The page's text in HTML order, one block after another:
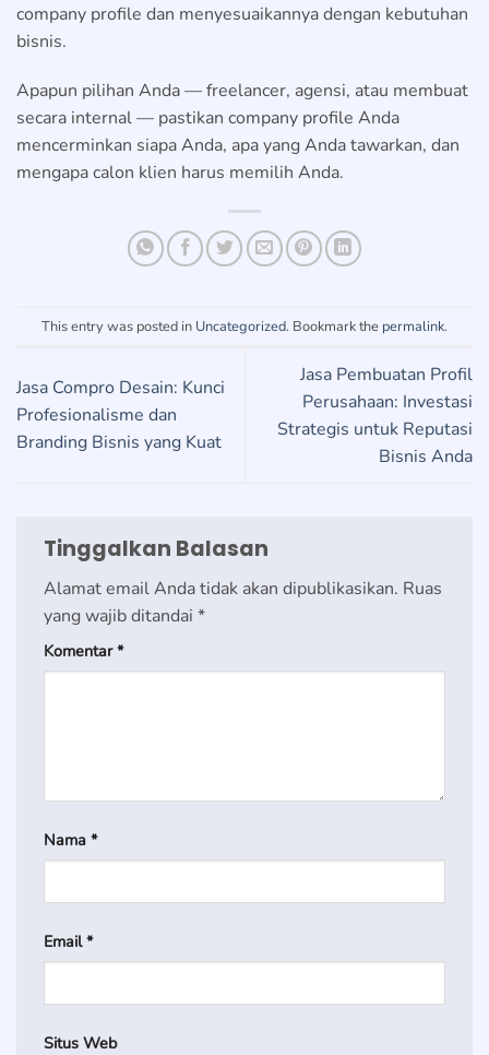
company profile dan menyesuaikannya dengan kebutuhan
bisnis.
Apapun pilihan Anda — freelancer, agensi, atau membuat
secara internal — pastikan company profile Anda
mencerminkan siapa Anda, apa yang Anda tawarkan, dan
mengapa calon klien harus memilih Anda.
This entry was posted in Uncategorized. Bookmark the permalink.
Jasa Compro Desain: Kunci
Profesionalisme dan
Branding Bisnis yang Kuat
Jasa Pembuatan Profil
Perusahaan: Investasi
Strategis untuk Reputasi
Bisnis Anda
Tinggalkan Balasan
Alamat email Anda tidak akan dipublikasikan. Ruas
yang wajib ditandai *
Komentar*
Nama *
Email*
Situs Web